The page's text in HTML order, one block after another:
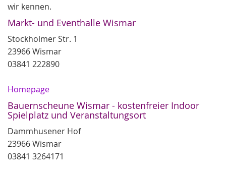
wir kennen.
Markt- und Eventhalle Wismar
Stockholmer Str. 1
23966 Wismar
03841 222890
Homepage
Bauernscheune Wismar - kostenfreier Indoor
Spielplatz und Veranstaltungsort
Dammhusener Hof
23966 Wismar
03841 3264171